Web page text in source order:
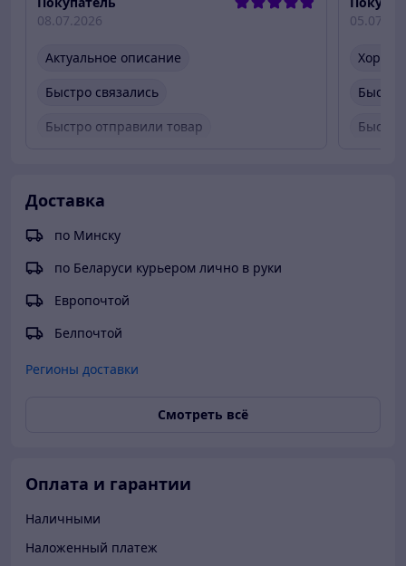
08.07.2026
Актуальное описание
Быстро связались
Быстро отправили товар
Товар был в наличии
Доставка
по Минску
по Беларуси курьером лично в руки
Европочтой
Белпочтой
Регионы доставки
Смотреть всё
Оплата и гарантии
Наличными
Наложенный платеж